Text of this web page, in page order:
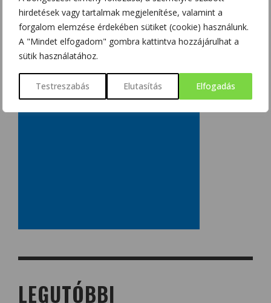
hirdetések vagy tartalmak megjelenítése, valamint a
forgalom elemzése érdekében sütiket (cookie) használunk.
A "Mindet elfogadom" gombra kattintva hozzájárulhat a
sütik használatához.
Testreszabás Elutasítás Elfogadás
LEGUTÓBBI